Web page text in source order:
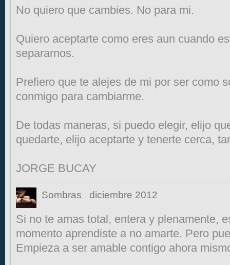
No quiero que cambies. No para mi.
Quiero aceptarte como eres aun cuando
separarnos.
Prefiero que te alejes de mi por ser como
conmigo para cambiarme.
De todas maneras, si puedo elegir, elijo
quedarte, elijo aceptarte y tenerte cerca,
JORGE BUCAY
Sombras diciembre 2012
Si no te amas total, entera y plenamente,
momento aprendiste a no amarte. Pero
Empieza a ser amable contigo ahora